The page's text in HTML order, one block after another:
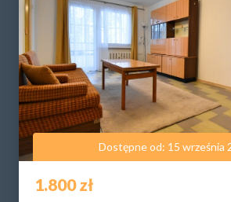
Dostępne od: 15 września
1.800 zł